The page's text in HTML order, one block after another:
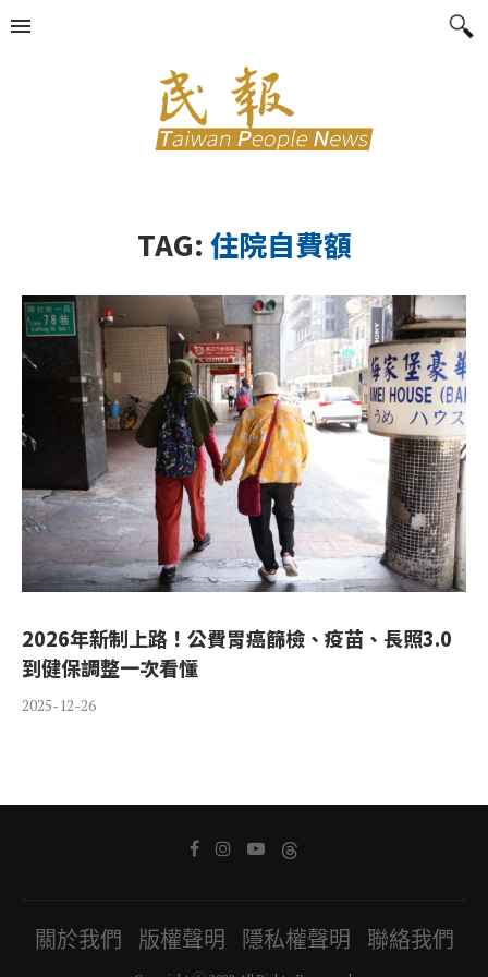
TAG: 住院自費額
2026年新制上路！公費胃癌篩檢、疫苗、長照3.0
到健保調整一次看懂
2025-12-26
關於我們 版權聲明 隱私權聲明 聯絡我們